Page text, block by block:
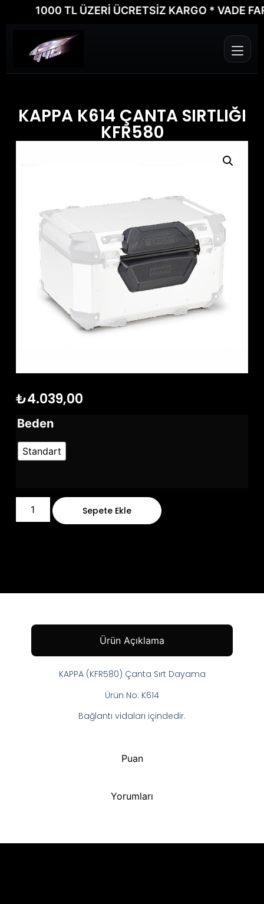
1000 TL ÜZERİ ÜCRETSİZ KARGO * VADE
KAPPA K614 ÇANTA SIRTLIĞI
KFR580
₺4.039,00
Beden
Standart
Sepete Ekle
Ürün Açıklama
Puan
Yorumları
KAPPA (KFR580) Çanta Sırt Dayama
Ürün No: K614
Bağlantı vidaları içindedir.